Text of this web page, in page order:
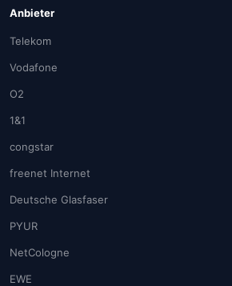
Anbieter
Telekom
Vodafone
O2
1&1
congstar
freenet Internet
Deutsche Glasfaser
PYUR
NetCologne
EWE